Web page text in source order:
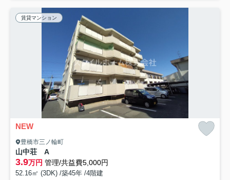
賃貸マンション
NEW
豊橋市三ノ輪町
山中荘 A
3.9万円 管理/共益費5,000円
52.16㎡ (3DK) /築45年 /4階建